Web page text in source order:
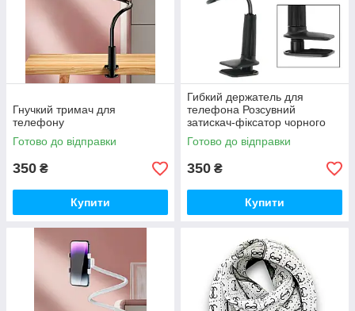
Гнучкий тримач для
телефону
Готово до відправки
350 ₴
Купити
Гибкий держатель для
телефона Розсувний
затискач-фіксатор чорного
кольору
Готово до відправки
350 ₴
Купити